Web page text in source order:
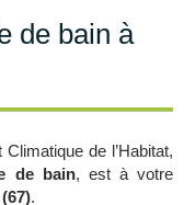
de bain à
de l’Habitat,
de bain, est à votre
.